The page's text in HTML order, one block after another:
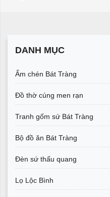
DANH MỤC
Ấm chén Bát Tràng
Đồ thờ cúng men rạn
Tranh gốm sứ Bát Tràng
Bộ đồ ăn Bát Tràng
Đèn sứ thấu quang
Lọ Lộc Bình